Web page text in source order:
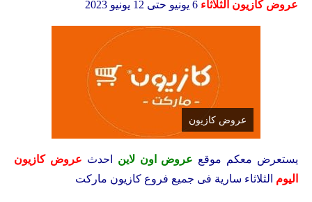
عروض كازيون الثلاثاء
عروض كازيون
يستعرض معكم موقع عروض اون لاين احدث عروض كازيون
اليوم الثلاثاء سارية فى جميع فروع كازيون ماركت